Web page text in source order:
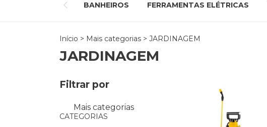
BANHEIROS FERRAMENTAS ELÉTRICAS
Início > Mais categorias > JARDINAGEM
JARDINAGEM
Filtrar por
Mais categorias
CATEGORIAS